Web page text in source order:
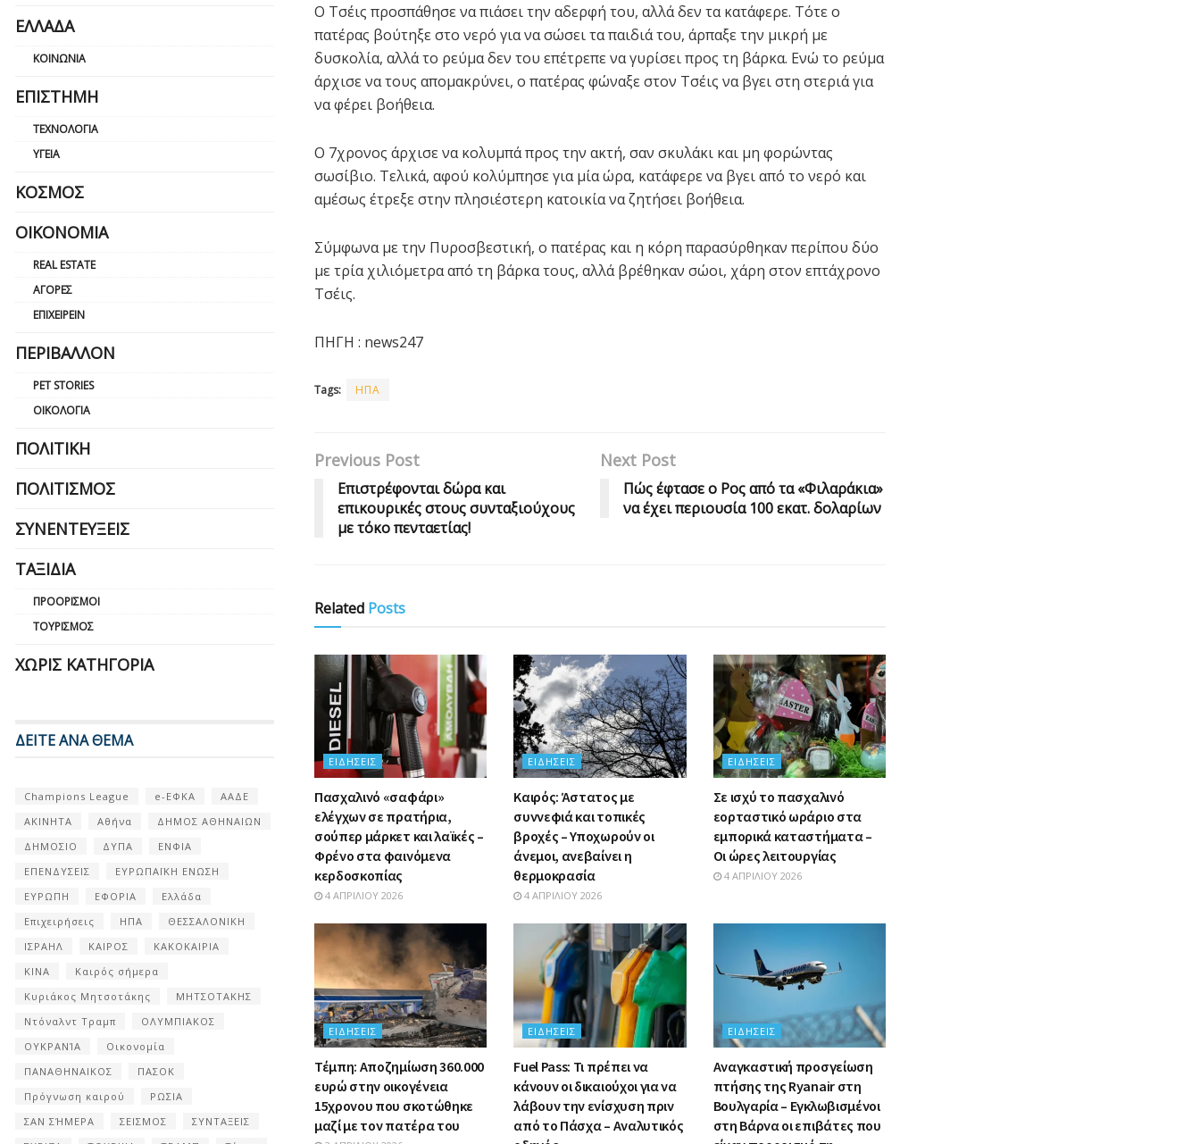
Ο Τσέις προσπάθησε να πιάσει την αδερφή του, αλλά δεν τα κατάφερε. Τότε ο
πατέρας βούτηξε στο νερό για να σώσει τα παιδιά του, άρπαξε την μικρή με
δυσκολία, αλλά το ρεύμα δεν του επέτρεπε να γυρίσει προς τη βάρκα. Ενώ το ρεύμα
άρχισε να τους απομακρύνει, ο πατέρας φώναξε στον Τσέις να βγει στη στεριά για
να φέρει βοήθεια.
Ο 7χρονος άρχισε να κολυμπά προς την ακτή, σαν σκυλάκι και μη φορώντας
σωσίβιο. Τελικά, αφού κολύμπησε για μία ώρα, κατάφερε να βγει από το νερό και
αμέσως έτρεξε στην πλησιέστερη κατοικία να ζητήσει βοήθεια.
Σύμφωνα με την Πυροσβεστική, ο πατέρας και η κόρη παρασύρθηκαν περίπου δύο
με τρία χιλιόμετρα από τη βάρκα τους, αλλά βρέθηκαν σώοι, χάρη στον επτάχρονο
Τσέις.
ΠΗΓΗ : news247
Tags: ΗΠΑ
Previous Post
Επιστρέφονται δώρα και
επικουρικές στους συνταξιούχους
με τόκο πενταετίας!
Next Post
Πώς έφτασε ο Ρος από τα «Φιλαράκια»
να έχει περιουσία 100 εκατ. δολαρίων
Related Posts
ΕΙΔΉΣΕΙΣ
Πασχαλινό «σαφάρι»
ελέγχων σε πρατήρια,
σούπερ μάρκετ και λαϊκές –
Φρένο στα φαινόμενα
κερδοσκοπίας
4 ΑΠΡΙΛΊΟΥ 2026
ΕΙΔΉΣΕΙΣ
Καιρός: Άστατος με
συννεφιά και τοπικές
βροχές – Υποχωρούν οι
άνεμοι, ανεβαίνει η
θερμοκρασία
4 ΑΠΡΙΛΊΟΥ 2026
ΕΙΔΉΣΕΙΣ
Σε ισχύ το πασχαλινό
εορταστικό ωράριο στα
εμπορικά καταστήματα –
Οι ώρες λειτουργίας
4 ΑΠΡΙΛΊΟΥ 2026
ΕΙΔΉΣΕΙΣ
Τέμπη: Αποζημίωση 360.000
ευρώ στην οικογένεια
15χρονου που σκοτώθηκε
μαζί με τον πατέρα του
ΕΙΔΉΣΕΙΣ
Fuel Pass: Τι πρέπει να
κάνουν οι δικαιούχοι για να
λάβουν την ενίσχυση πριν
από το Πάσχα – Αναλυτικός
ΕΙΔΉΣΕΙΣ
Αναγκαστική προσγείωση
πτήσης της Ryanair στη
Βουλγαρία – Εγκλωβισμένοι
στη Βάρνα οι επιβάτες που
ΕΛΛΆΔΑ
ΚΟΙΝΩΝΊΑ
ΕΠΙΣΤΉΜΗ
ΤΕΧΝΟΛΟΓΊΑ
ΥΓΕΊΑ
ΚΌΣΜΟΣ
ΟΙΚΟΝΟΜΊΑ
REAL ESTATE
ΑΓΟΡΈΣ
ΕΠΙΧΕΙΡΕΊΝ
ΠΕΡΙΒΆΛΛΟΝ
PET STORIES
ΟΙΚΟΛΟΓΊΑ
ΠΟΛΙΤΙΚΉ
ΠΟΛΙΤΙΣΜΌΣ
ΣΥΝΕΝΤΕΎΞΕΙΣ
ΤΑΞΊΔΙΑ
ΠΡΟΟΡΙΣΜΟΊ
ΤΟΥΡΙΣΜΌΣ
ΧΩΡΊΣ ΚΑΤΗΓΟΡΊΑ
ΔΕΙΤΕ ΑΝΑ ΘΕΜΑ
Champions League e-ΕΦΚΑ
ΑΑΔΕ
ΑΚΙΝΗΤΑ
Αθήνα
ΔΗΜΟΣ ΑΘΗΝΑΙΩΝ
ΔΗΜΟΣΙΟ
ΔΥΠΑ
ΕΝΦΙΑ
ΕΠΕΝΔΥΣΕΙΣ
ΕΥΡΩΠΑΪΚΗ ΕΝΩΣΗ
ΕΥΡΩΠΗ
ΕΦΟΡΙΑ
Ελλάδα
Επιχειρήσεις
ΗΠΑ
ΘΕΣΣΑΛΟΝΙΚΗ
ΙΣΡΑΗΛ
ΚΑΙΡΟΣ
ΚΑΚΟΚΑΙΡΙΑ
ΚΙΝΑ
Καιρός σήμερα
Κυριάκος Μητσοτάκης
ΜΗΤΣΟΤΑΚΗΣ
Ντόναλντ Τραμπ
ΟΛΥΜΠΙΑΚΟΣ
ΟΥΚΡΑΝΊΑ
Οικονομία
ΠΑΝΑΘΗΝΑΙΚΟΣ
ΠΑΣΟΚ
Πρόγνωση καιρού
ΡΩΣΙΑ
ΣΑΝ ΣΉΜΕΡΑ
ΣΕΙΣΜΟΣ
ΣΥΝΤΑΞΕΙΣ